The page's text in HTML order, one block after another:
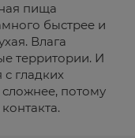
пища
быстрее и
Влага
территории. И
гладких
потому